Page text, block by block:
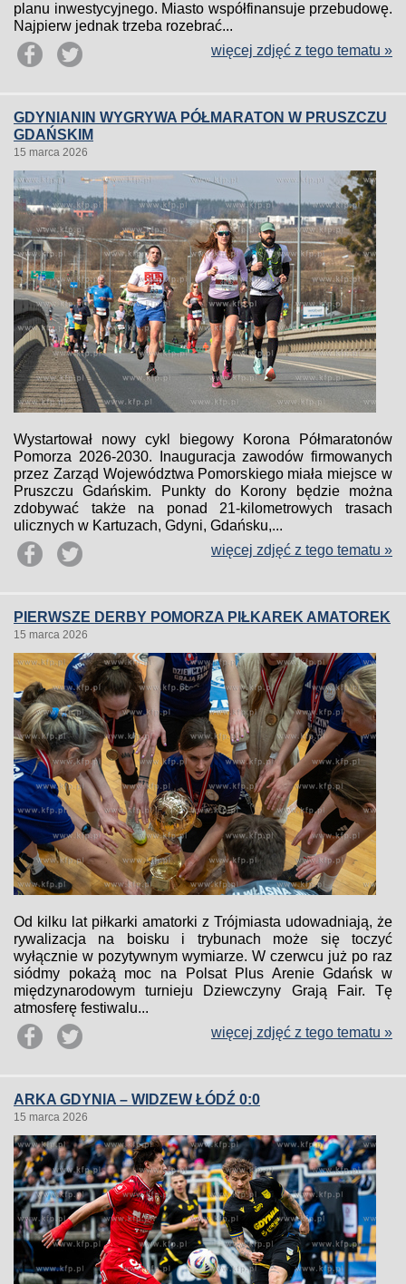
planu inwestycyjnego. Miasto współfinansuje przebudowę.
Najpierw jednak trzeba rozebrać...
więcej zdjęć z tego tematu »
GDYNIANIN WYGRYWA PÓŁMARATON W PRUSZCZU
GDAŃSKIM
15 marca 2026
Wystartował nowy cykl biegowy Korona Półmaratonów
Pomorza 2026-2030. Inauguracja zawodów firmowanych
przez Zarząd Województwa Pomorskiego miała miejsce w
Pruszczu Gdańskim. Punkty do Korony będzie można
zdobywać także na ponad 21-kilometrowych trasach
ulicznych w Kartuzach, Gdyni, Gdańsku,...
więcej zdjęć z tego tematu »
PIERWSZE DERBY POMORZA PIŁKAREK AMATOREK
15 marca 2026
Od kilku lat piłkarki amatorki z Trójmiasta udowadniają, że
rywalizacja na boisku i trybunach może się toczyć
wyłącznie w pozytywnym wymiarze. W czerwcu już po raz
siódmy pokażą moc na Polsat Plus Arenie Gdańsk w
międzynarodowym turnieju Dziewczyny Grają Fair. Tę
atmosferę festiwalu...
więcej zdjęć z tego tematu »
ARKA GDYNIA – WIDZEW ŁÓDŹ 0:0
15 marca 2026